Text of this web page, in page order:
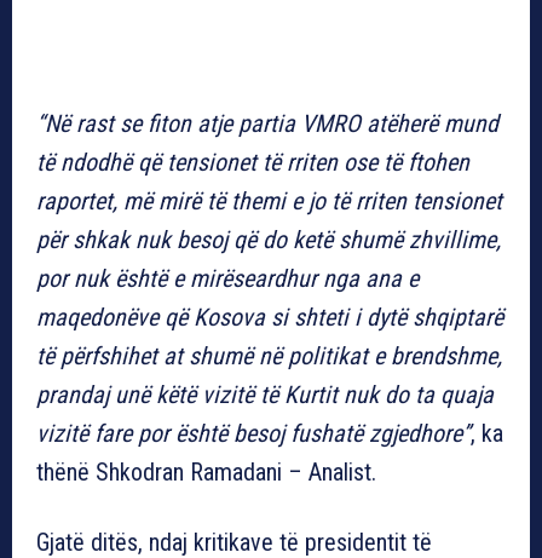
“Në rast se fiton atje partia VMRO atëherë mund
të ndodhë që tensionet të rriten ose të ftohen
raportet, më mirë të themi e jo të rriten tensionet
për shkak nuk besoj që do ketë shumë zhvillime,
por nuk është e mirëseardhur nga ana e
maqedonëve që Kosova si shteti i dytë shqiptarë
të përfshihet at shumë në politikat e brendshme,
prandaj unë këtë vizitë të Kurtit nuk do ta quaja
vizitë fare por është besoj fushatë zgjedhore”, ka
thënë Shkodran Ramadani – Analist.
Gjatë ditës, ndaj kritikave të presidentit të